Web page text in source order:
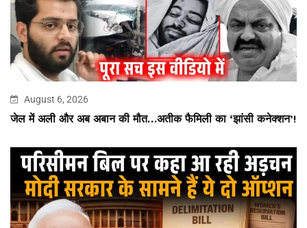
August 6, 2026
जेल में अली और अब अबान की मौत…अतीक फैमिली का ‘झांसी कनेक्शन’!